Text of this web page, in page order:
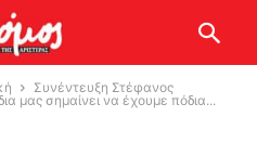
Συνέντευξη Στέφανος
μας σημαίνει να έχουμε πόδια...